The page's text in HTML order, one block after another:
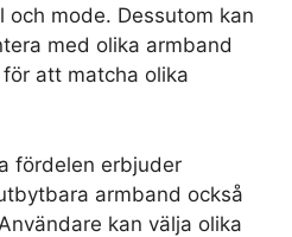
och mode. Dessutom kan
med olika armband
att matcha olika
fördelen erbjuder
armband också
kan välja olika